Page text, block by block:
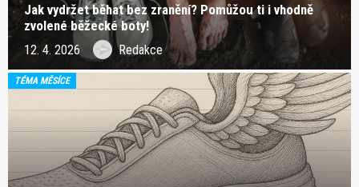
Jak vydržet běhat bez zranění? Pomůžou ti i vhodně
zvolené běžecké boty!
12. 4. 2026 Redakce
TÉMA MĚSÍCE